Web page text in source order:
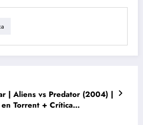
| Aliens vs Predator (2004) |
Torrent + Crítica